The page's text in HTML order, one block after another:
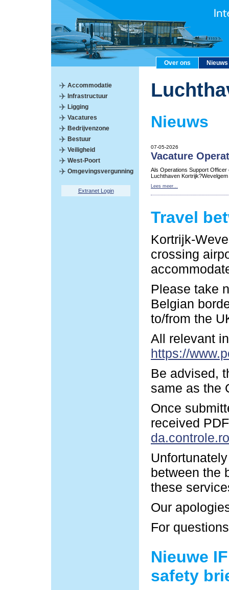
Over ons Nieuws
Accommodatie
Infrastructuur
Ligging
Vacatures
Bedrijvenzone
Bestuur
Veiligheid
West-Poort
Omgevingsvergunning
Extranet Login
Nieuws
07-05-2026
Vacature
Als Operations Support Officer
Luchthaven
Lees meer...
Travel
Kortrijk-
crossing
Please take
Belgian
to/from the
All relevant
https://
Be advised,
same as the
Once
received
between the
these
Our
For
Nieuwe
safety